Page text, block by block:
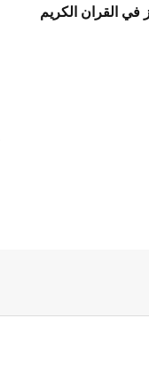
القران الكريم